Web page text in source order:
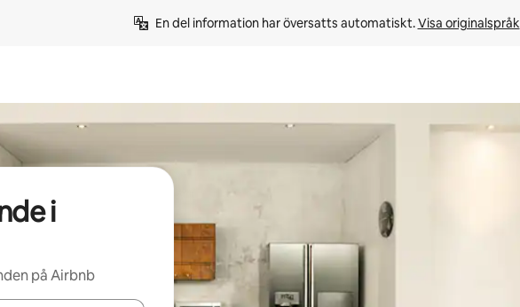
En del information har översatts automatiskt. Visa originalspråk
i
på Airbnb